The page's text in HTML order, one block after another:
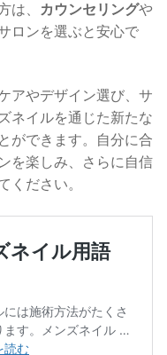
は、 カウンセリングや
ロンを選ぶと安心で
アやデザイン選び、サ
ネイルを通じた新たな
ができます。自分に合
を楽しみ、さらに自信
ください。